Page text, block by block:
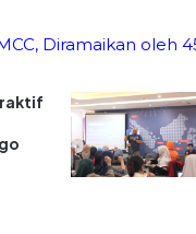
Diramaikan oleh